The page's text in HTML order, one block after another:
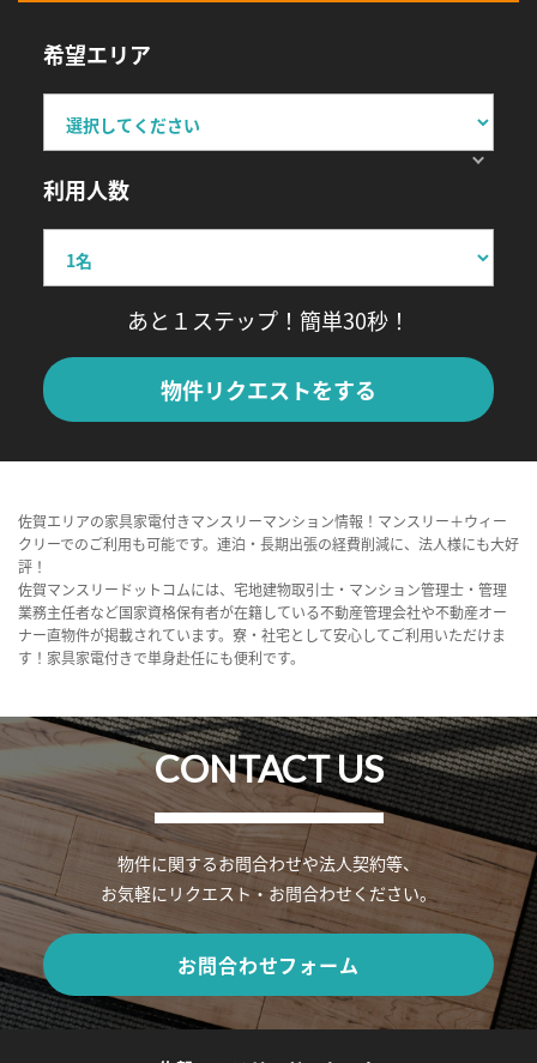
希望エリア
利用人数
あと１ステップ！簡単30秒！
物件リクエストをする
佐賀エリアの家具家電付きマンスリーマンション情報！マンスリー＋ウィー
クリーでのご利用も可能です。連泊・長期出張の経費削減に、法人様にも大好
評！
佐賀マンスリードットコムには、宅地建物取引士・マンション管理士・管理
業務主任者など国家資格保有者が在籍している不動産管理会社や不動産オー
ナー直物件が掲載されています。寮・社宅として安心してご利用いただけま
す！家具家電付きで単身赴任にも便利です。
CONTACT US
物件に関するお問合わせや法人契約等、
お気軽にリクエスト・お問合わせください。
お問合わせフォーム